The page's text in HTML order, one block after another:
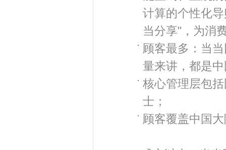
计算的个性化
当分享"，为消
顾客最多：当
量来讲，都是
核心管理层包
士；
顾客覆盖中国